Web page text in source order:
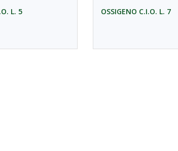
L. 5 OSSIGENO C.I.O. L. 7